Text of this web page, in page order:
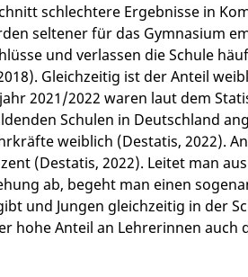
schlechtere Ergebnisse in
seltener für das Gymnasium
und verlassen die Schule
Gleichzeitig ist der Anteil
2021/2022 waren laut dem
Schulen in Deutschland
weiblich (Destatis, 2022).
(Destatis, 2022). Leitet man
ab, begeht man einen
und Jungen gleichzeitig in der
hohe Anteil an Lehrerinnen